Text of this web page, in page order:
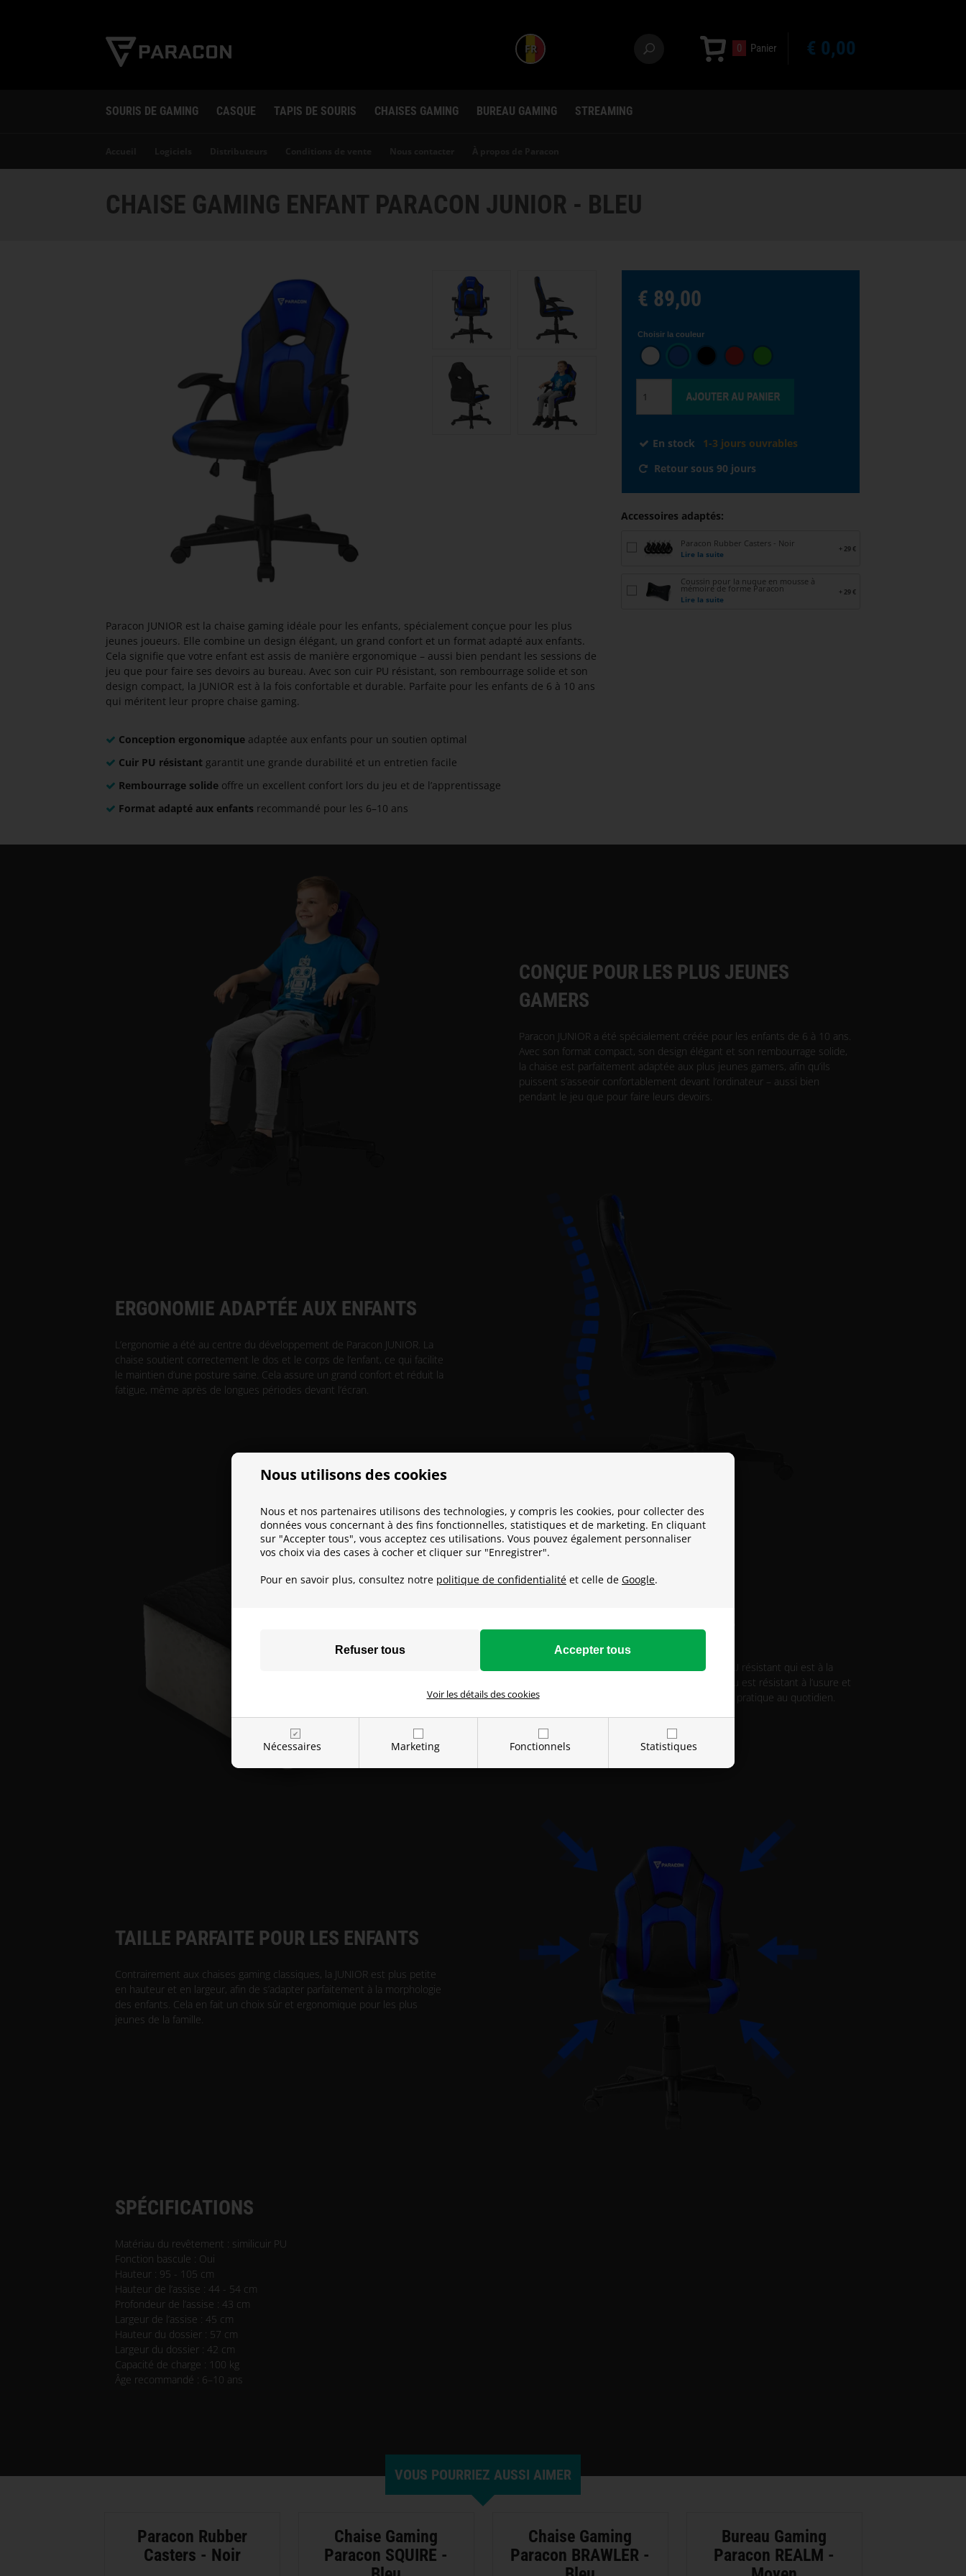
Nous utilisons des cookies
Nous et nos partenaires utilisons des technologies, y compris les cookies, pour collecter des
données vous concernant à des fins fonctionnelles, statistiques et de marketing. En cliquant
sur "Accepter tous", vous acceptez ces utilisations. Vous pouvez également personnaliser
vos choix via des cases à cocher et cliquer sur "Enregistrer".
Pour en savoir plus, consultez notre politique de confidentialité et celle de Google.
Nécessaires Marketing Fonctionnels Statistiques
Voir les détails des cookies
FR 0 Panier € 0,00
SOURIS DE GAMING CASQUE TAPIS DE SOURIS CHAISES GAMING BUREAU GAMING STREAMING
CHAISE GAMING ENFANT PARACON JUNIOR - BLEU
Paracon JUNIOR est la chaise gaming idéale pour les enfants, spécialement conçue pour les plus
jeunes joueurs. Elle combine un design élégant, un grand confort et un format adapté aux enfants.
Cela signifie que votre enfant est assis de manière ergonomique – aussi bien pendant les sessions de
jeu que pour faire ses devoirs au bureau. Avec son cuir PU résistant, son rembourrage solide et son
design compact, la JUNIOR est à la fois confortable et durable. Parfaite pour les enfants de 6 à 10 ans
qui méritent leur propre chaise gaming.
Conception ergonomique adaptée aux enfants pour un soutien optimal
Cuir PU résistant garantit une grande durabilité et un entretien facile
Rembourrage solide offre un excellent confort lors du jeu et de l’apprentissage
Format adapté aux enfants recommandé pour les 6–10 ans
€ 89,00
Choisir la couleur
En stock
1-3 jours ouvrables
Retour sous 90 jours
Accessoires adaptés:
Paracon Rubber Casters - Noir
Lire la suite
+ 29 €
Coussin pour la nuque en mousse à
mémoire de forme Paracon
Lire la suite
+ 29 €
CONÇUE POUR LES PLUS JEUNES
GAMERS
Paracon JUNIOR a été spécialement créée pour les enfants de 6 à 10 ans.
Avec son format compact, son design élégant et son rembourrage solide,
la chaise est parfaitement adaptée aux plus jeunes gamers, afin qu’ils
puissent s’asseoir confortablement devant l’ordinateur – aussi bien
pendant le jeu que pour faire leurs devoirs.
ERGONOMIE ADAPTÉE AUX ENFANTS
L’ergonomie a été au centre du développement de Paracon JUNIOR. La
chaise soutient correctement le dos et le corps de l’enfant, ce qui facilite
le maintien d’une posture saine. Cela assure un grand confort et réduit la
fatigue, même après de longues périodes devant l’écran.
SIMILICUIR PU RÉSISTANT
Paracon JUNIOR est recouverte d’un similicuir PU résistant qui est à la
fois esthétique et facile à entretenir. Le matériau est résistant à l’usure et
aux taches, faisant de cette chaise une solution pratique au quotidien.
TAILLE PARFAITE POUR LES ENFANTS
Contrairement aux chaises gaming classiques, la JUNIOR est plus petite
en hauteur et en largeur, afin de s’adapter parfaitement à la morphologie
des enfants. Cela en fait un choix sûr et ergonomique pour les plus
jeunes de la famille.
SPÉCIFICATIONS
Matériau du revêtement : similicuir PU
Fonction bascule : Oui
Hauteur : 95 - 105 cm
Hauteur de l’assise : 44 - 54 cm
Profondeur de l’assise : 43 cm
Largeur de l’assise : 45 cm
Hauteur du dossier : 57 cm
Largeur du dossier : 42 cm
Capacité de charge : 100 kg
Âge recommandé : 6–10 ans
VOUS POURRIEZ AUSSI AIMER
Paracon Rubber
Casters - Noir
Chaise Gaming
Paracon SQUIRE -
Chaise Gaming
Paracon BRAWLER -
Bureau Gaming
Paracon REALM -